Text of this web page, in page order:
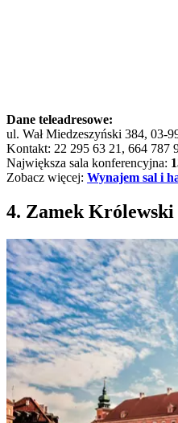
Dane teleadresowe:
ul. Wał Miedzeszyński 384, 03-
Kontakt: 22 295 63 21, 664 787
Największa sala konferencyjna:
Zobacz więcej: Wynajem sal i
4. Zamek Królewski